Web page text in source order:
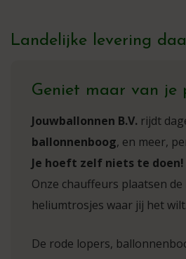
Landelijke levering
Geniet maar van je
Jouwballonnen B.V. rijdt
ballonnenboog, en meer,
Je hoeft zelf niets te doen!
Onze chauffeurs plaatsen de
heliumtrosjes waar jij het wilt.
De rode lopers,